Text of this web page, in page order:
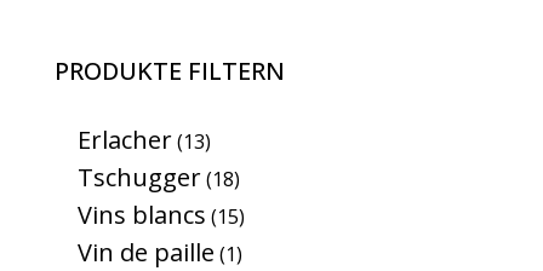
PRODUKTE FILTERN
Erlacher 13
Tschugger 18
Vins blancs 15
Vin de paille 1